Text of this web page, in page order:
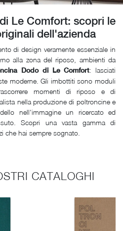
Le Comfort: scopri le
dell'azienda
di design veramente essenziale in
alla zona del riposo, ambienti da
Dodo di Le Comfort: lasciati
moderne. Gli imbottiti sono moduli
momenti di riposo e di
nella produzione di poltroncine e
nell'immagine un ricercato ed
Scopri una vasta gamma di
che hai sempre sognato.
CATALOGHI